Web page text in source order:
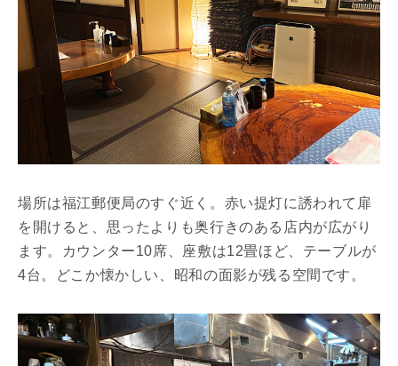
場所は福江郵便局のすぐ近く。赤い提灯に誘われて扉
を開けると、思ったよりも奥行きのある店内が広がり
ます。カウンター10席、座敷は12畳ほど、テーブルが
4台。どこか懐かしい、昭和の面影が残る空間です。